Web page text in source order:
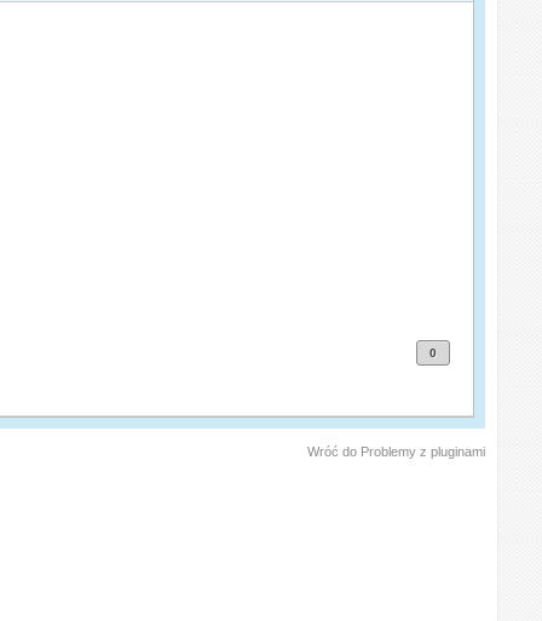
0
Wróć do Problemy z pluginami